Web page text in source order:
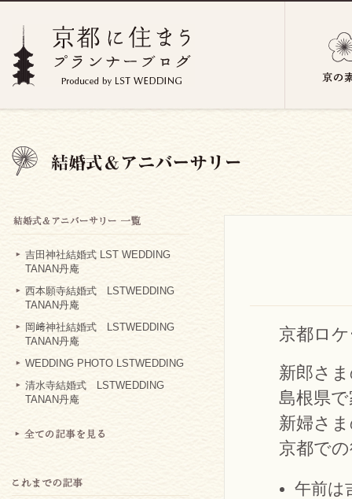
吉田神社結婚式 LST WEDDING
TANAN丹庵
西本願寺結婚式 LSTWEDDING
TANAN丹庵
岡﨑神社結婚式 LSTWEDDING
TANAN丹庵
WEDDING PHOTO LSTWEDDING
清水寺結婚式 LSTWEDDING
TANAN丹庵
京都ロ
新郎さ
島根県
新婦さ
京都で
午前は